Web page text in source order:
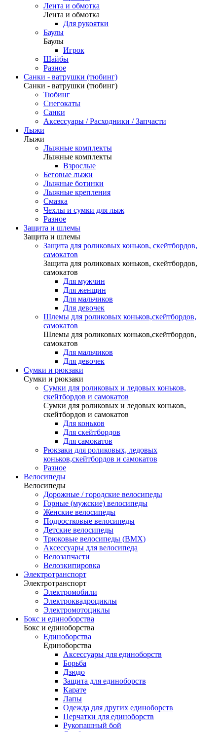
Лента и обмотка
Лента и обмотка
Для рукоятки
Баулы
Баулы
Игрок
Шайбы
Разное
Санки - ватрушки (тюбинг)
Санки - ватрушки (тюбинг)
Тюбинг
Снегокаты
Санки
Аксессуары / Расходники / Запчасти
Лыжи
Лыжи
Лыжные комплекты
Лыжные комплекты
Взрослые
Беговые лыжи
Лыжные ботинки
Лыжные крепления
Смазка
Чехлы и сумки для лыж
Разное
Защита и шлемы
Защита и шлемы
Защита для роликовых коньков, скейтбордов,
самокатов
Защита для роликовых коньков, скейтбордов,
самокатов
Для мужчин
Для женщин
Для мальчиков
Для девочек
Шлемы для роликовых коньков,скейтбордов,
самокатов
Шлемы для роликовых коньков,скейтбордов,
самокатов
Для мальчиков
Для девочек
Сумки и рюкзаки
Сумки и рюкзаки
Сумки для роликовых и ледовых коньков,
скейтбордов и самокатов
Сумки для роликовых и ледовых коньков,
скейтбордов и самокатов
Для коньков
Для скейтбордов
Для самокатов
Рюкзаки для роликовых, ледовых
коньков,скейтбордов и самокатов
Разное
Велосипеды
Велосипеды
Дорожные / городские велосипеды
Горные (мужские) велосипеды
Женские велосипеды
Подростковые велосипеды
Детские велосипеды
Трюковые велосипеды (BMX)
Аксессуары для велосипеда
Велозапчасти
Велоэкипировка
Электротранспорт
Электротранспорт
Электромобили
Электроквадроциклы
Электромотоциклы
Бокс и единоборства
Бокс и единоборства
Единоборства
Единоборства
Аксессуары для единоборств
Борьба
Дзюдо
Защита для единоборств
Карате
Лапы
Одежда для других единоборств
Перчатки для единоборств
Рукопашный бой